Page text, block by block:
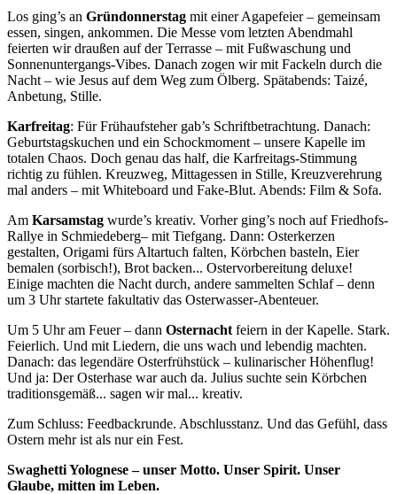
Los ging’s an Gründonnerstag mit einer Agapefeier – gemeinsam
essen, singen, ankommen. Die Messe vom letzten Abendmahl
feierten wir draußen auf der Terrasse – mit Fußwaschung und
Sonnenuntergangs-Vibes. Danach zogen wir mit Fackeln durch die
Nacht – wie Jesus auf dem Weg zum Ölberg. Spätabends: Taizé,
Anbetung, Stille.
Karfreitag: Für Frühaufsteher gab’s Schriftbetrachtung. Danach:
Geburtstagskuchen und ein Schockmoment – unsere Kapelle im
totalen Chaos. Doch genau das half, die Karfreitags-Stimmung
richtig zu fühlen. Kreuzweg, Mittagessen in Stille, Kreuzverehrung
mal anders – mit Whiteboard und Fake-Blut. Abends: Film & Sofa.
Am Karsamstag wurde’s kreativ. Vorher ging’s noch auf Friedhofs-
Rallye in Schmiedeberg– mit Tiefgang. Dann: Osterkerzen
gestalten, Origami fürs Altartuch falten, Körbchen basteln, Eier
bemalen (sorbisch!), Brot backen... Ostervorbereitung deluxe!
Einige machten die Nacht durch, andere sammelten Schlaf – denn
um 3 Uhr startete fakultativ das Osterwasser-Abenteuer.
Um 5 Uhr am Feuer – dann Osternacht feiern in der Kapelle. Stark.
Feierlich. Und mit Liedern, die uns wach und lebendig machten.
Danach: das legendäre Osterfrühstück – kulinarischer Höhenflug!
Und ja: Der Osterhase war auch da. Julius suchte sein Körbchen
traditionsgemäß... sagen wir mal... kreativ.
Zum Schluss: Feedbackrunde. Abschlusstanz. Und das Gefühl, dass
Ostern mehr ist als nur ein Fest.
Swaghetti Yolognese – unser Motto. Unser Spirit. Unser
Glaube, mitten im Leben.